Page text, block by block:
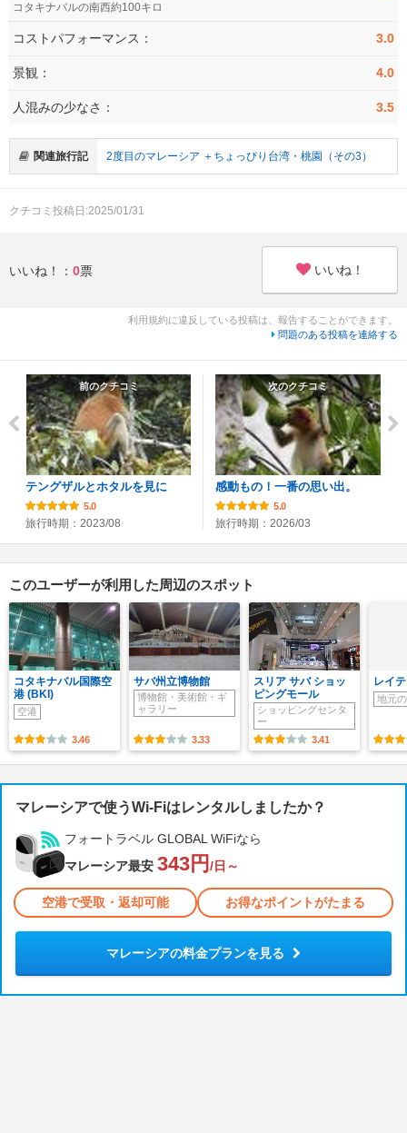
コタキナバルの南西約100キロ
コストパフォーマンス： 3.0
景観： 4.0
人混みの少なさ： 3.5
関連旅行記 2度目のマレーシア ＋ちょっぴり台湾・桃園（その3）
クチコミ投稿日:2025/01/31
いいね！： 0票 いいね！
利用規約に違反している投稿は、報告することができます。
問題のある投稿を連絡する
前のクチコミ
テングザルとホタルを見に
5.0
旅行時期：2023/08
次のクチコミ
感動もの！一番の思い出。
5.0
旅行時期：2026/03
このユーザーが利用した周辺のスポット
コタキナバル国際空
港 (BKI)
空港
3.46
サバ州立博物館
博物館・美術館・ギ
ャラリー
3.33
スリア サバ ショッ
ピングモール
ショッピングセンタ
ー
3.41
レイ
地元
マレーシアで使うWi-Fiはレンタルしましたか？
フォートラベル GLOBAL WiFiなら
マレーシア最安 343円 /日～
空港で受取・返却可能 お得なポイントがたまる
マレーシアの料金プランを見る